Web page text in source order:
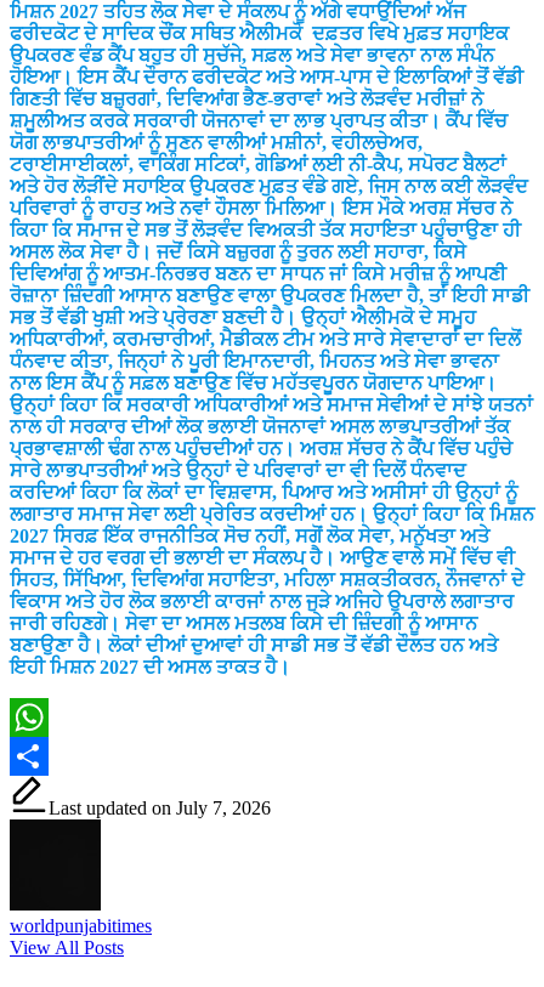
ਮਿਸ਼ਨ 2027 ਤਹਿਤ ਲੋਕ ਸੇਵਾ ਦੇ ਸੰਕਲਪ ਨੂੰ ਅੱਗੇ ਵਧਾਉਂਦਿਆਂ ਅੱਜ
ਫਰੀਦਕੋਟ ਦੇ ਸਾਦਿਕ ਚੌਂਕ ਸਥਿਤ ਐਲੀਮਕੋ ਦਫ਼ਤਰ ਵਿਖੇ ਮੁਫ਼ਤ ਸਹਾਇਕ
ਉਪਕਰਣ ਵੰਡ ਕੈਂਪ ਬਹੁਤ ਹੀ ਸੁਚੱਜੇ, ਸਫ਼ਲ ਅਤੇ ਸੇਵਾ ਭਾਵਨਾ ਨਾਲ ਸੰਪੰਨ
ਹੋਇਆ। ਇਸ ਕੈਂਪ ਦੌਰਾਨ ਫਰੀਦਕੋਟ ਅਤੇ ਆਸ-ਪਾਸ ਦੇ ਇਲਾਕਿਆਂ ਤੋਂ ਵੱਡੀ
ਗਿਣਤੀ ਵਿੱਚ ਬਜ਼ੁਰਗਾਂ, ਦਿਵਿਆਂਗ ਭੈਣ-ਭਰਾਵਾਂ ਅਤੇ ਲੋੜਵੰਦ ਮਰੀਜ਼ਾਂ ਨੇ
ਸ਼ਮੂਲੀਅਤ ਕਰਕੇ ਸਰਕਾਰੀ ਯੋਜਨਾਵਾਂ ਦਾ ਲਾਭ ਪ੍ਰਾਪਤ ਕੀਤਾ। ਕੈਂਪ ਵਿੱਚ
ਯੋਗ ਲਾਭਪਾਤਰੀਆਂ ਨੂੰ ਸੁਣਨ ਵਾਲੀਆਂ ਮਸ਼ੀਨਾਂ, ਵਹੀਲਚੇਅਰ,
ਟਰਾਈਸਾਈਕਲਾਂ, ਵਾਕਿੰਗ ਸਟਿਕਾਂ, ਗੋਡਿਆਂ ਲਈ ਨੀ-ਕੈਪ, ਸਪੋਰਟ ਬੈਲਟਾਂ
ਅਤੇ ਹੋਰ ਲੋੜੀਂਦੇ ਸਹਾਇਕ ਉਪਕਰਣ ਮੁਫ਼ਤ ਵੰਡੇ ਗਏ, ਜਿਸ ਨਾਲ ਕਈ ਲੋੜਵੰਦ
ਪਰਿਵਾਰਾਂ ਨੂੰ ਰਾਹਤ ਅਤੇ ਨਵਾਂ ਹੌਸਲਾ ਮਿਲਿਆ। ਇਸ ਮੌਕੇ ਅਰਸ਼ ਸੱਚਰ ਨੇ
ਕਿਹਾ ਕਿ ਸਮਾਜ ਦੇ ਸਭ ਤੋਂ ਲੋੜਵੰਦ ਵਿਅਕਤੀ ਤੱਕ ਸਹਾਇਤਾ ਪਹੁੰਚਾਉਣਾ ਹੀ
ਅਸਲ ਲੋਕ ਸੇਵਾ ਹੈ। ਜਦੋਂ ਕਿਸੇ ਬਜ਼ੁਰਗ ਨੂੰ ਤੁਰਨ ਲਈ ਸਹਾਰਾ, ਕਿਸੇ
ਦਿਵਿਆਂਗ ਨੂੰ ਆਤਮ-ਨਿਰਭਰ ਬਣਨ ਦਾ ਸਾਧਨ ਜਾਂ ਕਿਸੇ ਮਰੀਜ਼ ਨੂੰ ਆਪਣੀ
ਰੋਜ਼ਾਨਾ ਜ਼ਿੰਦਗੀ ਆਸਾਨ ਬਣਾਉਣ ਵਾਲਾ ਉਪਕਰਣ ਮਿਲਦਾ ਹੈ, ਤਾਂ ਇਹੀ ਸਾਡੀ
ਸਭ ਤੋਂ ਵੱਡੀ ਖੁਸ਼ੀ ਅਤੇ ਪ੍ਰੇਰਣਾ ਬਣਦੀ ਹੈ। ਉਨ੍ਹਾਂ ਐਲੀਮਕੋ ਦੇ ਸਮੂਹ
ਅਧਿਕਾਰੀਆਂ, ਕਰਮਚਾਰੀਆਂ, ਮੈਡੀਕਲ ਟੀਮ ਅਤੇ ਸਾਰੇ ਸੇਵਾਦਾਰਾਂ ਦਾ ਦਿਲੋਂ
ਧੰਨਵਾਦ ਕੀਤਾ, ਜਿਨ੍ਹਾਂ ਨੇ ਪੂਰੀ ਇਮਾਨਦਾਰੀ, ਮਿਹਨਤ ਅਤੇ ਸੇਵਾ ਭਾਵਨਾ
ਨਾਲ ਇਸ ਕੈਂਪ ਨੂੰ ਸਫ਼ਲ ਬਣਾਉਣ ਵਿੱਚ ਮਹੱਤਵਪੂਰਨ ਯੋਗਦਾਨ ਪਾਇਆ।
ਉਨ੍ਹਾਂ ਕਿਹਾ ਕਿ ਸਰਕਾਰੀ ਅਧਿਕਾਰੀਆਂ ਅਤੇ ਸਮਾਜ ਸੇਵੀਆਂ ਦੇ ਸਾਂਝੇ ਯਤਨਾਂ
ਨਾਲ ਹੀ ਸਰਕਾਰ ਦੀਆਂ ਲੋਕ ਭਲਾਈ ਯੋਜਨਾਵਾਂ ਅਸਲ ਲਾਭਪਾਤਰੀਆਂ ਤੱਕ
ਪ੍ਰਭਾਵਸ਼ਾਲੀ ਢੰਗ ਨਾਲ ਪਹੁੰਚਦੀਆਂ ਹਨ। ਅਰਸ਼ ਸੱਚਰ ਨੇ ਕੈਂਪ ਵਿੱਚ ਪਹੁੰਚੇ
ਸਾਰੇ ਲਾਭਪਾਤਰੀਆਂ ਅਤੇ ਉਨ੍ਹਾਂ ਦੇ ਪਰਿਵਾਰਾਂ ਦਾ ਵੀ ਦਿਲੋਂ ਧੰਨਵਾਦ
ਕਰਦਿਆਂ ਕਿਹਾ ਕਿ ਲੋਕਾਂ ਦਾ ਵਿਸ਼ਵਾਸ, ਪਿਆਰ ਅਤੇ ਅਸੀਸਾਂ ਹੀ ਉਨ੍ਹਾਂ ਨੂੰ
ਲਗਾਤਾਰ ਸਮਾਜ ਸੇਵਾ ਲਈ ਪ੍ਰੇਰਿਤ ਕਰਦੀਆਂ ਹਨ। ਉਨ੍ਹਾਂ ਕਿਹਾ ਕਿ ਮਿਸ਼ਨ
2027 ਸਿਰਫ਼ ਇੱਕ ਰਾਜਨੀਤਿਕ ਸੋਚ ਨਹੀਂ, ਸਗੋਂ ਲੋਕ ਸੇਵਾ, ਮਨੁੱਖਤਾ ਅਤੇ
ਸਮਾਜ ਦੇ ਹਰ ਵਰਗ ਦੀ ਭਲਾਈ ਦਾ ਸੰਕਲਪ ਹੈ। ਆਉਣ ਵਾਲੇ ਸਮੇਂ ਵਿੱਚ ਵੀ
ਸਿਹਤ, ਸਿੱਖਿਆ, ਦਿਵਿਆਂਗ ਸਹਾਇਤਾ, ਮਹਿਲਾ ਸਸ਼ਕਤੀਕਰਨ, ਨੌਜਵਾਨਾਂ ਦੇ
ਵਿਕਾਸ ਅਤੇ ਹੋਰ ਲੋਕ ਭਲਾਈ ਕਾਰਜਾਂ ਨਾਲ ਜੁੜੇ ਅਜਿਹੇ ਉਪਰਾਲੇ ਲਗਾਤਾਰ
ਜਾਰੀ ਰਹਿਣਗੇ। ਸੇਵਾ ਦਾ ਅਸਲ ਮਤਲਬ ਕਿਸੇ ਦੀ ਜ਼ਿੰਦਗੀ ਨੂੰ ਆਸਾਨ
ਬਣਾਉਣਾ ਹੈ। ਲੋਕਾਂ ਦੀਆਂ ਦੁਆਵਾਂ ਹੀ ਸਾਡੀ ਸਭ ਤੋਂ ਵੱਡੀ ਦੌਲਤ ਹਨ ਅਤੇ
ਇਹੀ ਮਿਸ਼ਨ 2027 ਦੀ ਅਸਲ ਤਾਕਤ ਹੈ।
WhatsApp
Share
Last updated on July 7, 2026
worldpunjabitimes
View All Posts